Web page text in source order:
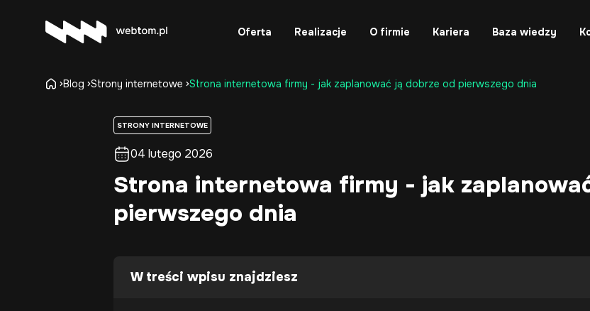
Oferta Realizacje O firmie Kariera Baza wiedzy
Blog Strony internetowe Strona internetowa firmy - jak zaplanować ją dobrze od pierwszego dnia
STRONY INTERNETOWE
04 lutego 2026
Strona internetowa firmy - jak
pierwszego dnia
W treści wpisu znajdziesz